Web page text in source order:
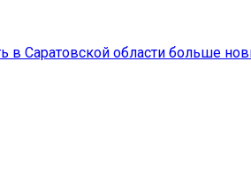
в Саратовской области больше